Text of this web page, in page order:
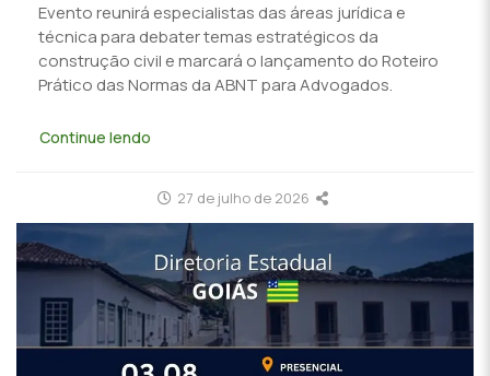
Evento reunirá especialistas das áreas jurídica e
técnica para debater temas estratégicos da
construção civil e marcará o lançamento do Roteiro
Prático das Normas da ABNT para Advogados.
Continue lendo
27 de julho de 2026